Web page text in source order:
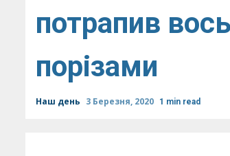
потрапив
порізами
Наш день 3 Березня, 2020 1 min read